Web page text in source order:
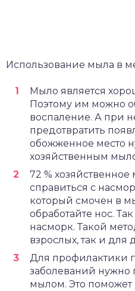
Использование мыла в
Мыло является
Поэтому им можно
воспаление. А при
предотвратить
обожженное место
хозяйственным
72 %
справиться с
который смочен в
обработайте нос.
насморк. Такой
взрослых, так и для
Для профилактики
заболеваний нужно
мылом. Это поможет